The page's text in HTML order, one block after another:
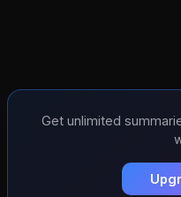
Get unlimited